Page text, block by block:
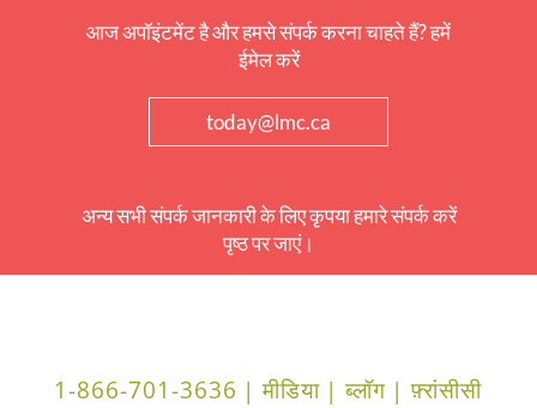
आज अपॉइंटमेंट है और हमसे संपर्क करना चाहते हैं? हमें
ईमेल करें
today@lmc.ca
अन्य सभी संपर्क जानकारी के लिए कृपया हमारे संपर्क करें
पृष्ठ पर जाएं।
फ़्रांसीसी |
ब्लॉग |
मीडिया |
1-866-701-3636